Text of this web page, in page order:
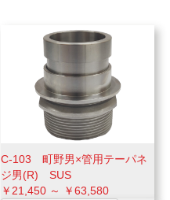
C-103 町野男×管用テーパネ
ジ男(R) SUS
￥21,450 ～ ￥63,580